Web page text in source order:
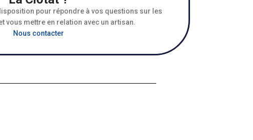
pour répondre à vos questions sur les
vous mettre en relation avec un artisan.
Nous contacter